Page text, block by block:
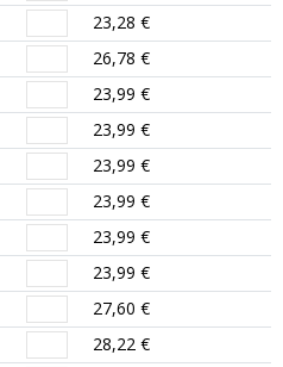
23,28 €
26,78 €
23,99 €
23,99 €
23,99 €
23,99 €
23,99 €
23,99 €
27,60 €
28,22 €